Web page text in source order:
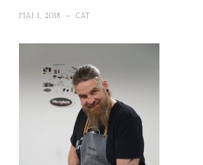
MAI 1, 2018 ~ CAT